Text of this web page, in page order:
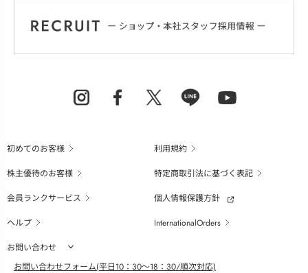
初めてのお客様
利用規約
株主優待のお客様
特定商取引法に基づく表記
会員ランクサービス
個人情報保護方針
ヘルプ
InternationalOrders
お問い合わせ
お問い合わせフォーム(平日10：30～18：30/順次対応)